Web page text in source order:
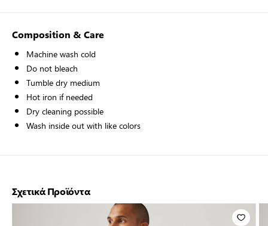
Composition & Care
Machine wash cold
Do not bleach
Tumble dry medium
Hot iron if needed
Dry cleaning possible
Wash inside out with like colors
Σχετικά Προϊόντα